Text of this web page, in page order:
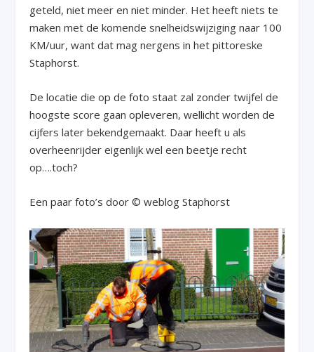
geteld, niet meer en niet minder. Het heeft niets te
maken met de komende snelheidswijziging naar 100
KM/uur, want dat mag nergens in het pittoreske
Staphorst.
De locatie die op de foto staat zal zonder twijfel de
hoogste score gaan opleveren, wellicht worden de
cijfers later bekendgemaakt. Daar heeft u als
overheenrijder eigenlijk wel een beetje recht
op….toch?
Een paar foto’s door © weblog Staphorst